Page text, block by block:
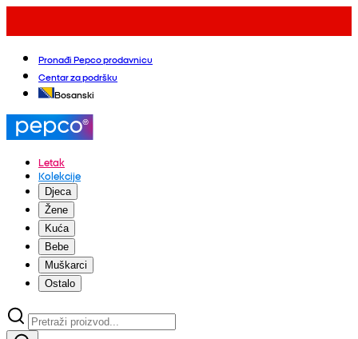
Pronađi Pepco prodavnicu
Centar za podršku
Bosanski
Letak
Kolekcije
Djeca
Žene
Kuća
Bebe
Muškarci
Ostalo